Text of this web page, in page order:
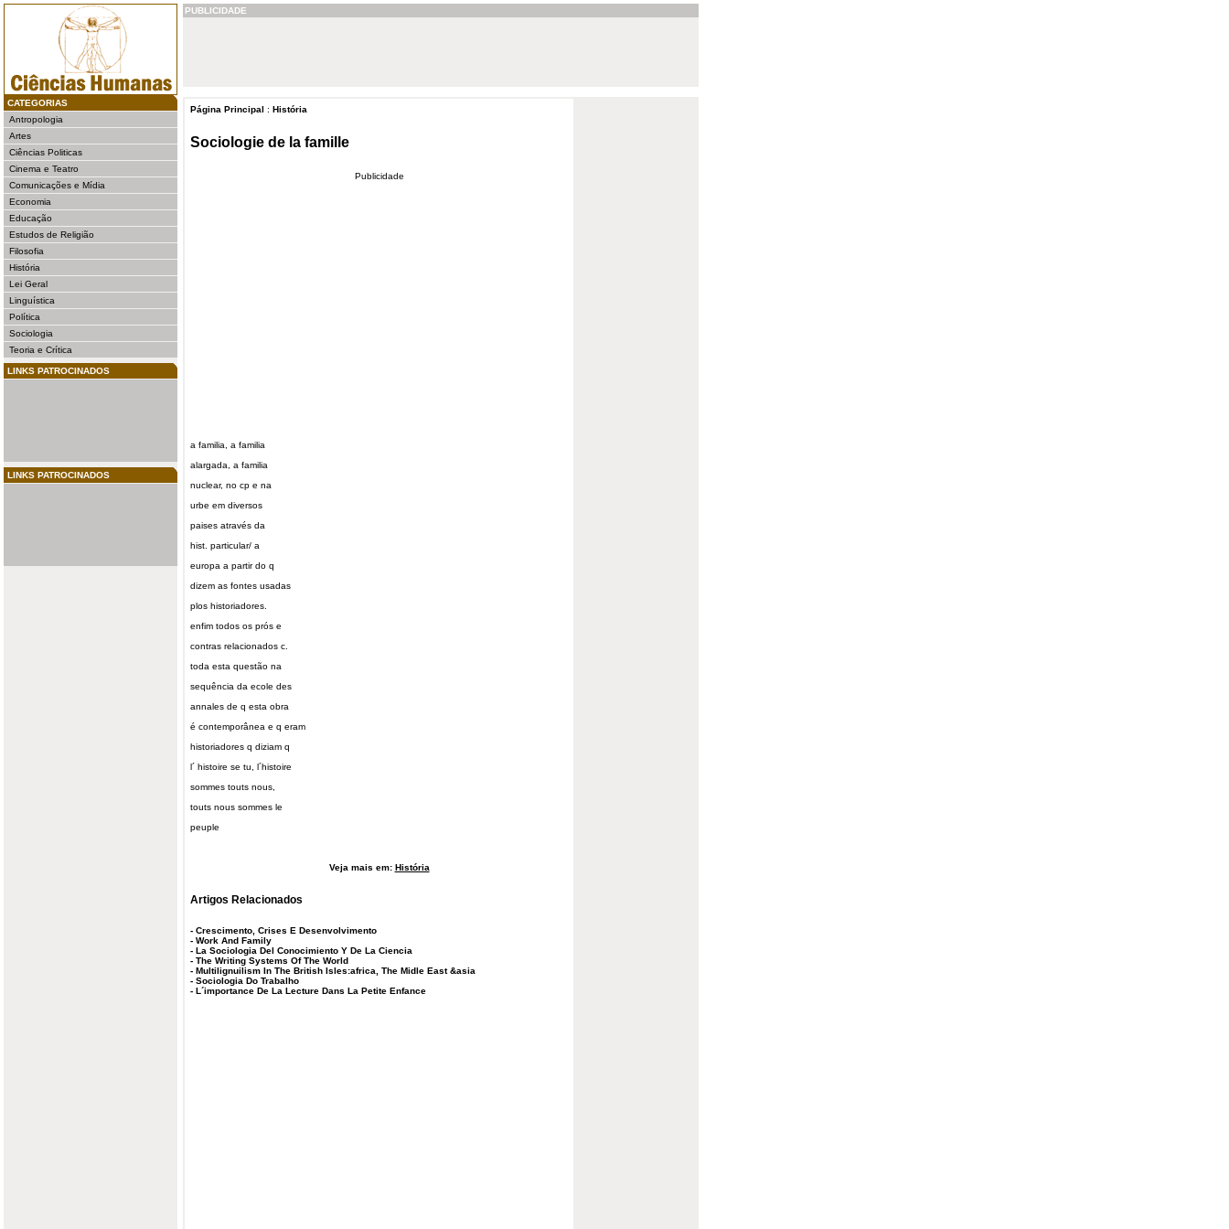
CATEGORIAS
Antropologia
Artes
Ciências Politicas
Cinema e Teatro
Comunicações e Mídia
Economia
Educação
Estudos de Religião
Filosofia
História
Lei Geral
Linguística
Política
Sociologia
Teoria e Crítica
LINKS PATROCINADOS
LINKS PATROCINADOS
PUBLICIDADE
Página Principal : História
Sociologie de la famille
Publicidade
a familia , a familia
alargada, a familia
nuclear, no cp e na
urbe em diversos
paises através da
hist. particular/ a
europa a partir do q
dizem as fontes usadas
plos historiadores.
enfim todos os prós e
contras relacionados c.
toda esta questão na
sequência da ecole des
annales de q esta obra
é contemporânea e q eram
historiadores q diziam q
l´ histoire se tu, l´histoire
sommes touts nous,
touts nous sommes le
peuple
Veja mais em: História
Artigos Relacionados
- Crescimento, Crises E Desenvolvimento
- Work And Family
- La Sociologia Del Conocimiento Y De La Ciencia
- The Writing Systems Of The World
- Multilignuilism In The British Isles:africa, The Midle East &asia
- Sociologia Do Trabalho
- L´importance De La Lecture Dans La Petite Enfance